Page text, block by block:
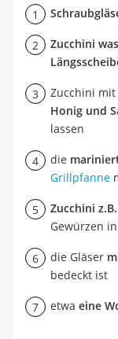
Zucchini
Zucchini
Honig und
lassen
die
Grillpfanne
Zucchini
Gewürzen
die Gläser
bedeckt ist
etwa eine